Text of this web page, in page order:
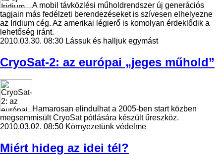
A mobil távközlési műholdrendszer új generációs
tagjain más fedélzeti berendezéseket is szívesen elhelyezne
az Iridium cég. Az amerikai légierő is komolyan érdeklődik a
lehetőség iránt.
2010.03.30. 08:30 Lássuk és halljuk egymást
CryoSat-2: az európai „jeges műhold”
Hamarosan elindulhat a 2005-ben start közben
megsemmisült CryoSat pótlására készült űreszköz.
2010.03.02. 08:50 Környezetünk védelme
Miért hideg az idei tél?